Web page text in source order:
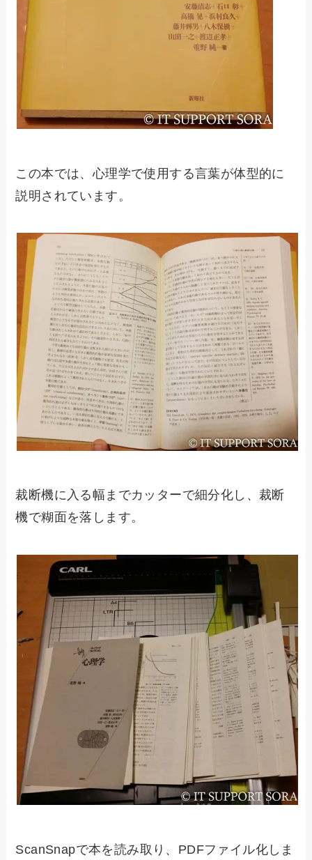
この本では、心理学で使用する言葉が体型的に
説明されています。
裁断機に入る幅までカッターで細分化し、裁断
機で糊面を落します。
ScanSnapで本を読み取り、PDFファイル化しま